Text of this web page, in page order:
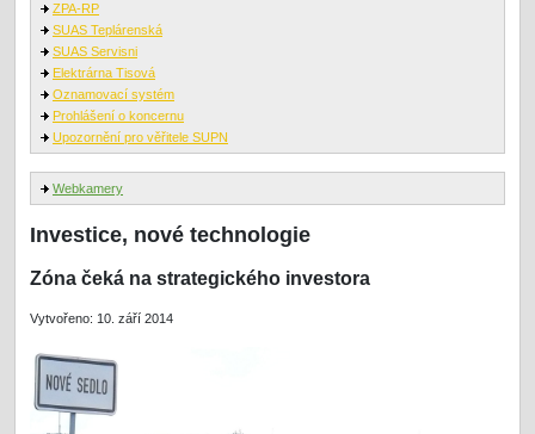
ZPA-RP
SUAS Teplárenská
SUAS Servisni
Elektrárna Tisová
Oznamovací systém
Prohlášení o koncernu
Upozornění pro věřitele SUPN
Webkamery
Investice, nové technologie
Zóna čeká na strategického investora
Vytvořeno: 10. září 2014